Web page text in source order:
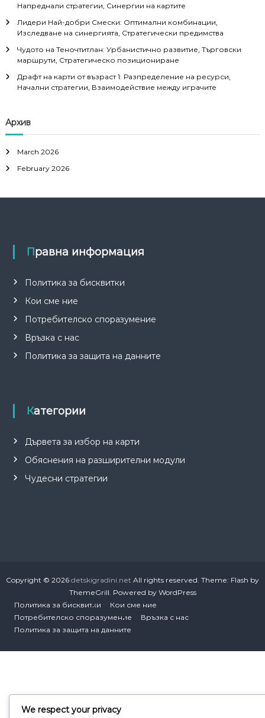
Напреднали стратегии, Синергии на картите
Лидери Най-добри Смески: Оптимални комбинации,
Изследване на синергията, Стратегически предимства
Чудото на Теночтитлан: Урбанистично развитие, Търговски
маршрути, Стратегическо позициониране
Драфт на карти от възраст 1: Разпределение на ресурси,
Начални стратегии, Взаимодействие между играчите
Архив
March 2026
February 2026
Правна информация
Политика за бисквитки
Кои сме ние
Потребителско споразумение
Връзка с нас
Политика за защита на данните
Категории
Дървета за избор на карти
Обяснения на разширителни модули
Чудесни стратегии
Copyright © 2026 detskigradini.net All rights reserved. Theme: Flash by
ThemeGrill. Powered by WordPress
Политика за бисквитки
Кои сме ние
Потребителско споразумение
Връзка с нас
Политика за защита на данните
We respect your privacy